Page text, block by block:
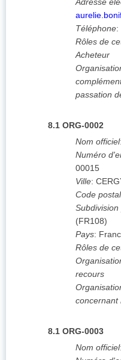
Adresse
Téléphone:
Rôles de
Acheteur
passation
8.1 ORG-0002
Nom officiel:
Numéro
00015
Ville:
Code postal
Subdivision
(FR108)
Pays:
Rôles de
recours
concernant
8.1 ORG-0003
Nom officiel: